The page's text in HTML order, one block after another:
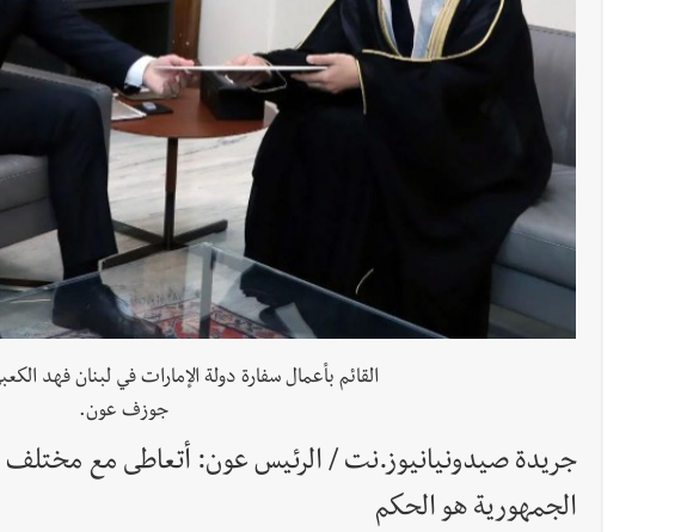
أخبار لبنان مؤسسة مياه لبنان الجنوبي : جيش العدوالاسرائيلي يستهدف
أخبار لبنان بهية الحريري تقدم بإسم الرئيس سعد الحريري التعازي بوفاة
أخبار لبنان الجيش اللبناني : إصابة أحد العسكريين بجروح طفيفة نتيجة
أخبار لبنان مسيّرة أسرائيلية القت قنبلة صوتية باتجاه جرافة للجيش
تستمر هذه المعاناة التي تمزق القلوب والضمائر؟القائم بأعمال سفارة دولة الإمارات في لبنان فهد
جوزف عون.
جريدة صيدونيانيوز.نت / الرئيس عون: أتعاطى مع مختلف
الجمهورية هو الحكم